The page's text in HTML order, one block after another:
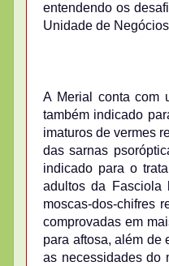
entendendo os
Unidade de
A Merial conta com
também indicado
imaturos de vermes
das sarnas
indicado para o
adultos da Fasciola
moscas-dos-chifres
comprovadas em
para aftosa, além de
as necessidades do